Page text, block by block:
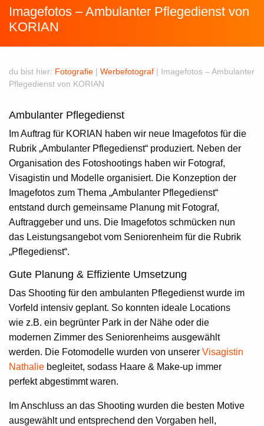
Imagefotos – Ambulanter Pflegedienst von
KORIAN
du bist hier: Fotografie | Werbefotograf | Imagefotos – Ambulanter
Pflegedienst von KORIAN
Ambulanter Pflegedienst
Im Auftrag für KORIAN haben wir neue Imagefotos für die
Rubrik „Ambulanter Pflegedienst“ produziert. Neben der
Organisation des Fotoshootings haben wir Fotograf,
Visagistin und Modelle organisiert. Die Konzeption der
Imagefotos zum Thema „Ambulanter Pflegedienst“
entstand durch gemeinsame Planung mit Fotograf,
Auftraggeber und uns. Die Imagefotos schmücken nun
das Leistungsangebot vom Seniorenheim für die Rubrik
„Pflegedienst“.
Gute Planung & Effiziente Umsetzung
Das Shooting für den ambulanten Pflegedienst wurde im
Vorfeld intensiv geplant. So konnten ideale Locations
wie z.B. ein begrünter Park in der Nähe oder die
modernen Zimmer des Seniorenheims ausgewählt
werden. Die Fotomodelle wurden von unserer Visagistin
Nathalie begleitet, sodass Haare & Make-up immer
perfekt abgestimmt waren.
Im Anschluss an das Shooting wurden die besten Motive
ausgewählt und entsprechend den Vorgaben hell,